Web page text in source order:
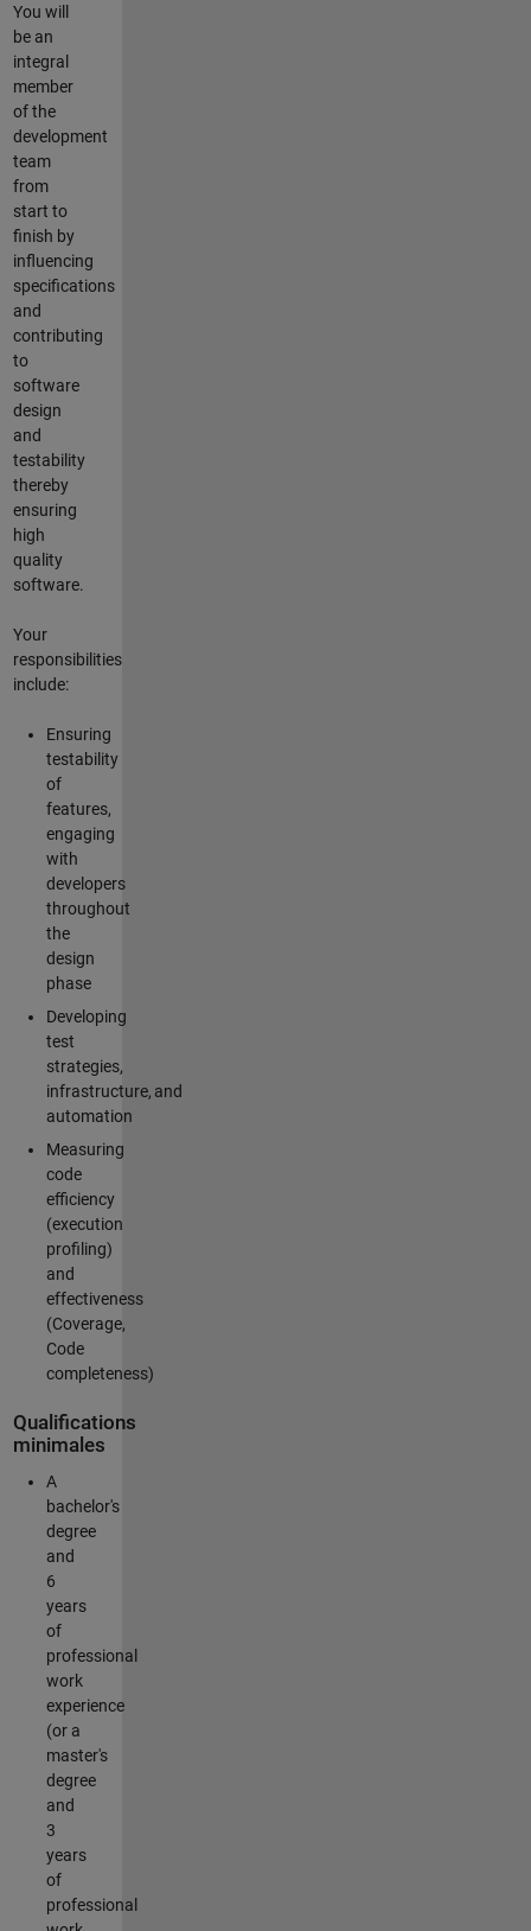
You will
be an
integral
member
of the
development
team
from
start to
finish by
influencing
specifications
and
contributing
to
software
design
and
testability
thereby
ensuring
high
quality
software.
Your
responsibilities
include:
Ensuring
testability
of
features,
engaging
with
developers
throughout
the
design
phase
Developing
test
strategies,
infrastructure, and
automation
Measuring
code
efficiency
(execution
profiling)
and
effectiveness
(Coverage,
Code
completeness)
Qualifications
minimales
A
bachelor's
degree
and
6
years
of
professional
work
experience
(or a
master's
degree
and
3
years
of
professional